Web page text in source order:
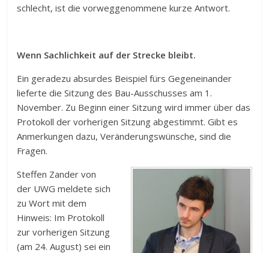
schlecht, ist die vorweggenommene kurze Antwort.
Wenn Sachlichkeit auf der Strecke bleibt.
Ein geradezu absurdes Beispiel fürs Gegeneinander
lieferte die Sitzung des Bau-Ausschusses am 1.
November. Zu Beginn einer Sitzung wird immer über das
Protokoll der vorherigen Sitzung abgestimmt. Gibt es
Anmerkungen dazu, Veränderungswünsche, sind die
Fragen.
Steffen Zander von
der UWG meldete sich
zu Wort mit dem
Hinweis: Im Protokoll
zur vorherigen Sitzung
(am 24. August) sei ein